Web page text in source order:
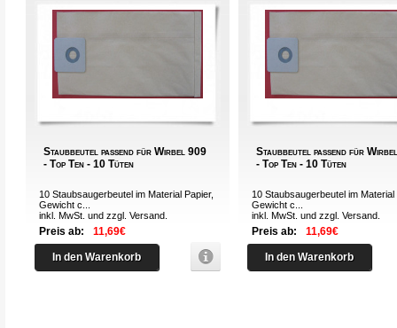
Staubbeutel passend für Wirbel 909
- Top Ten - 10 Tüten
10 Staubsaugerbeutel im Material Papier,
Gewicht c...
inkl. MwSt. und zzgl.Versand
Preis ab: 11,69€
In den Warenkorb
Staubbeutel passend für
- Top Ten - 10 Tüten
10 Staubsaugerbeutel im Material
Gewicht c...
inkl. MwSt. und zzgl.Versand
Preis ab: 11,69€
In den Warenkorb